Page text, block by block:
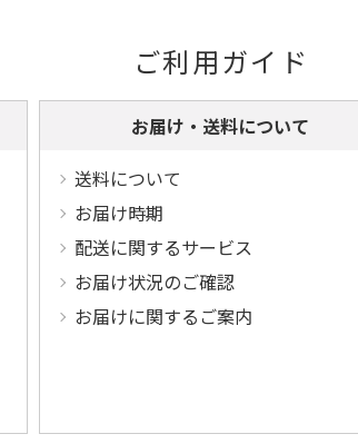
ご利用ガイド
お届け・送料について
送料について
お届け時期
配送に関するサービス
お届け状況のご確認
お届けに関するご案内